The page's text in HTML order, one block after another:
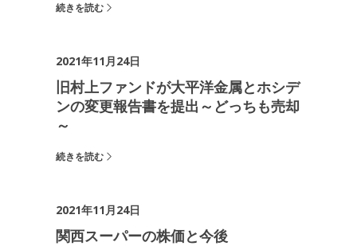
続きを読む
2021年11月24日
旧村上ファンドが大平洋金属とホシデ
ンの変更報告書を提出～どっちも売却
～
続きを読む
2021年11月24日
関西スーパーの株価と今後